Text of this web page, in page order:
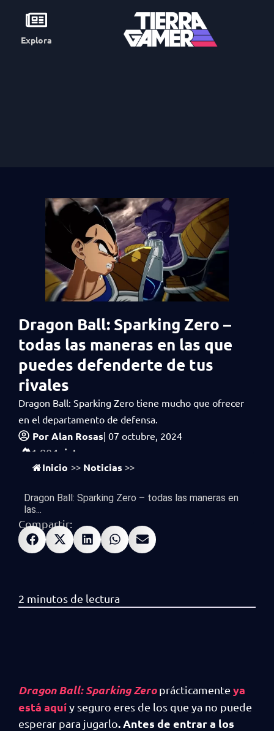
Explora
Dragon Ball: Sparking Zero –
todas las maneras en las que
puedes defenderte de tus
rivales
Dragon Ball: Sparking Zero tiene mucho que ofrecer
en el departamento de defensa.
PorAlan Rosas| 07 octubre, 2024
1,804 vistas
Inicio >> Noticias >>
Dragon Ball: Sparking Zero – todas las maneras en
las...
Compartir:
Dragon Ball: Sparking Zeroprácticamente ya
está aquíy seguro eres de los que ya no puede
esperar para jugarlo. Antes de entrar a los